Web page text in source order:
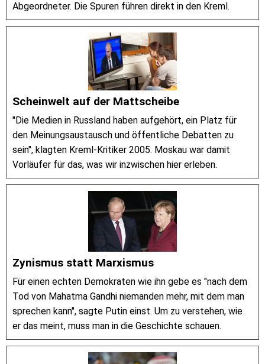
Abgeordneter. Die Spuren führen direkt in den Kreml.
Scheinwelt auf der Mattscheibe
"Die Medien in Russland haben aufgehört, ein Platz für
den Meinungsaustausch und öffentliche Debatten zu
sein", klagten Kreml-Kritiker 2005. Moskau war damit
Vorläufer für das, was wir inzwischen hier erleben.
Zynismus statt Marxismus
Für einen echten Demokraten wie ihn gebe es "nach dem
Tod von Mahatma Gandhi niemanden mehr, mit dem man
sprechen kann", sagte Putin einst. Um zu verstehen, wie
er das meint, muss man in die Geschichte schauen.